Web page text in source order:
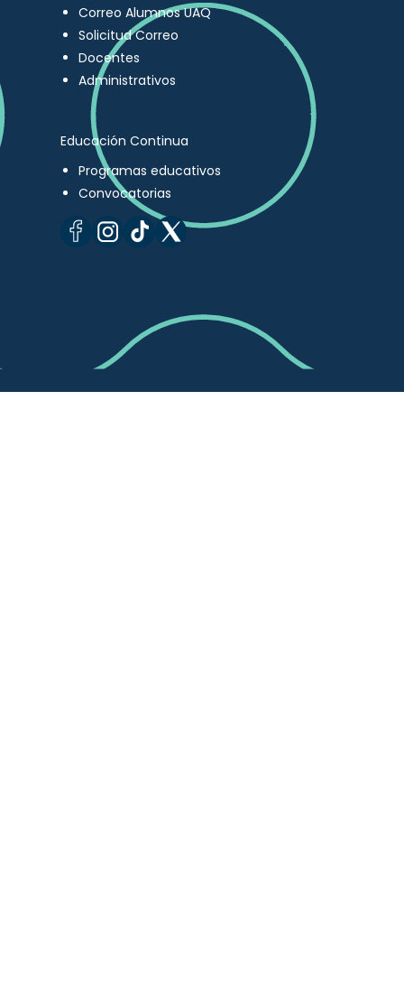
Correo Alumnos UAQ
Solicitud Correo
Docentes
Administrativos
Educación Continua
Programas educativos
Convocatorias